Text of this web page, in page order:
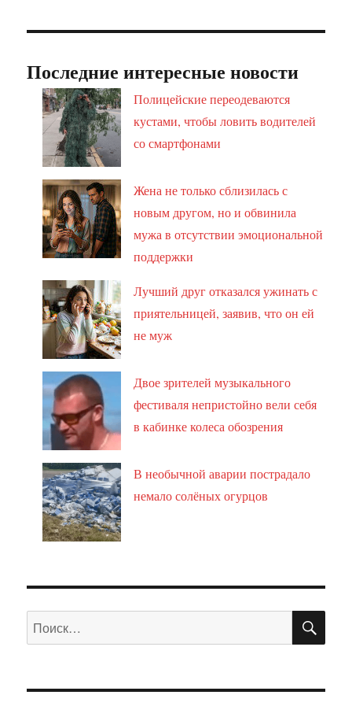
Последние интересные новости
Полицейские переодеваются
кустами, чтобы ловить водителей
со смартфонами
Жена не только сблизилась с
новым другом, но и обвинила
мужа в отсутствии эмоциональной
поддержки
Лучший друг отказался ужинать с
приятельницей, заявив, что он ей
не муж
Двое зрителей музыкального
фестиваля непристойно вели себя
в кабинке колеса обозрения
В необычной аварии пострадало
немало солёных огурцов
Искать: